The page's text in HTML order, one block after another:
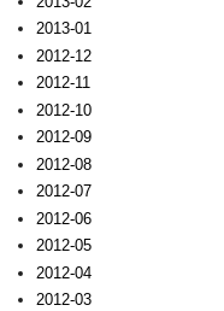
2013-01
2012-12
2012-11
2012-10
2012-09
2012-08
2012-07
2012-06
2012-05
2012-04
2012-03